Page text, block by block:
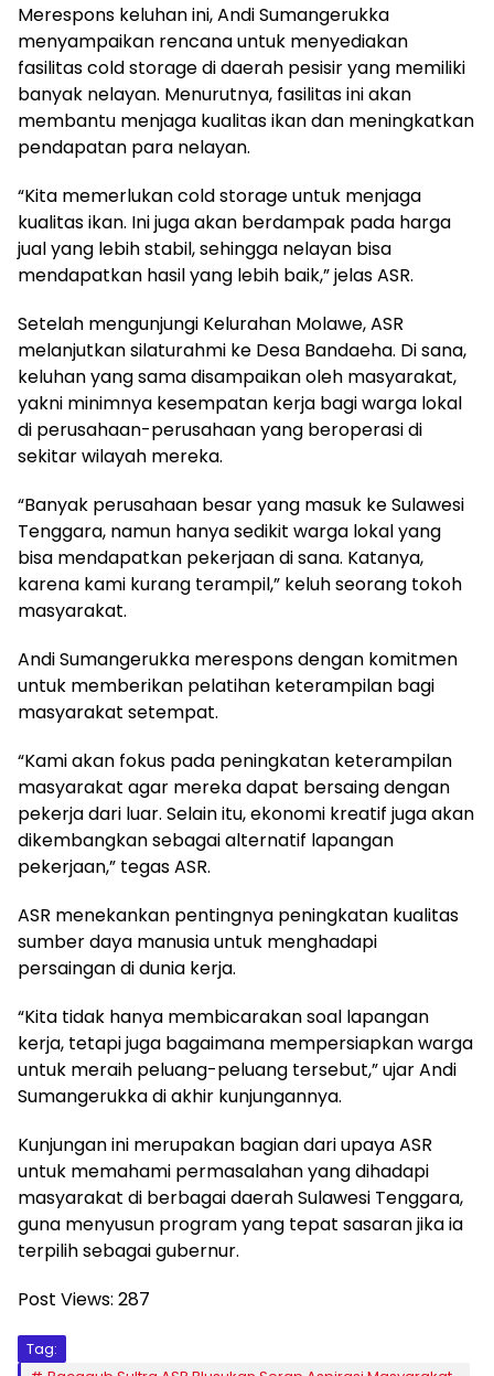
Merespons keluhan ini, Andi Sumangerukka
menyampaikan rencana untuk menyediakan
fasilitas cold storage di daerah pesisir yang memiliki
banyak nelayan. Menurutnya, fasilitas ini akan
membantu menjaga kualitas ikan dan meningkatkan
pendapatan para nelayan.
“Kita memerlukan cold storage untuk menjaga
kualitas ikan. Ini juga akan berdampak pada harga
jual yang lebih stabil, sehingga nelayan bisa
mendapatkan hasil yang lebih baik,” jelas ASR.
Setelah mengunjungi Kelurahan Molawe, ASR
melanjutkan silaturahmi ke Desa Bandaeha. Di sana,
keluhan yang sama disampaikan oleh masyarakat,
yakni minimnya kesempatan kerja bagi warga lokal
di perusahaan-perusahaan yang beroperasi di
sekitar wilayah mereka.
“Banyak perusahaan besar yang masuk ke Sulawesi
Tenggara, namun hanya sedikit warga lokal yang
bisa mendapatkan pekerjaan di sana. Katanya,
karena kami kurang terampil,” keluh seorang tokoh
masyarakat.
Andi Sumangerukka merespons dengan komitmen
untuk memberikan pelatihan keterampilan bagi
masyarakat setempat.
“Kami akan fokus pada peningkatan keterampilan
masyarakat agar mereka dapat bersaing dengan
pekerja dari luar. Selain itu, ekonomi kreatif juga akan
dikembangkan sebagai alternatif lapangan
pekerjaan,” tegas ASR.
ASR menekankan pentingnya peningkatan kualitas
sumber daya manusia untuk menghadapi
persaingan di dunia kerja.
“Kita tidak hanya membicarakan soal lapangan
kerja, tetapi juga bagaimana mempersiapkan warga
untuk meraih peluang-peluang tersebut,” ujar Andi
Sumangerukka di akhir kunjungannya.
Kunjungan ini merupakan bagian dari upaya ASR
untuk memahami permasalahan yang dihadapi
masyarakat di berbagai daerah Sulawesi Tenggara,
guna menyusun program yang tepat sasaran jika ia
terpilih sebagai gubernur.
Post Views: 287
Tag: